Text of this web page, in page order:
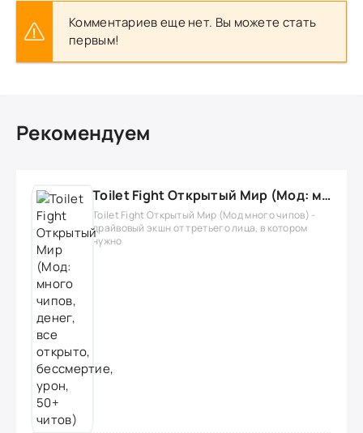
Комментариев еще нет. Вы можете стать
первым!
Рекомендуем
Toilet Fight Открытый Мир (Мод: много чипов, денег, все открыто, бессмертие, урон, 50+ читов)
Toilet Fight Открытый Мир (Мод много чипов) -
драйвовый экшн от третьего лица, в котором
нужно